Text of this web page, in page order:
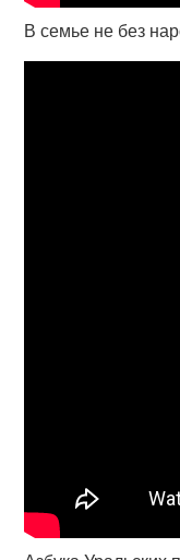
В семье не без